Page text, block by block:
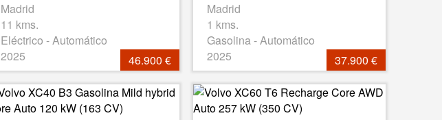
Madrid
11 kms.
Eléctrico - Automático
2025
46.900 €
Madrid
1 kms.
Gasolina - Automático
2025
37.900 €